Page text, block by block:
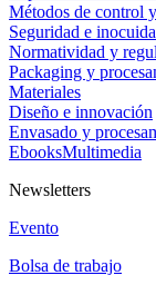
Métodos de control
Seguridad e
Normatividad y
Packaging y
Materiales
Diseño e innovación
Envasado y
EbooksMultimedia
Newsletters
Evento
Bolsa de trabajo